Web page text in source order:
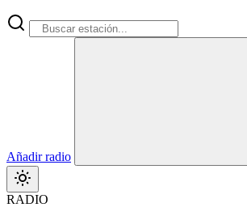
Añadir radio
RADIO